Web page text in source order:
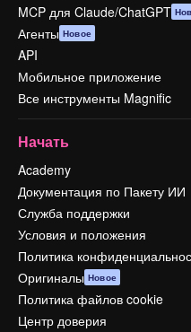
MCP для Claude/ChatGPT
Агенты Новое
API
Мобильное приложение
Все инструменты Magnific
Начать
Academy
Документация по Пакету ИИ
Служба поддержки
Условия и положения
Политика
Оригиналы Новое
Политика файлов cookie
Центр доверия